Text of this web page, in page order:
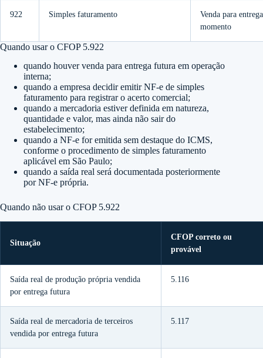
922 Simples faturamento
Venda para
momento
Quando usar o CFOP 5.922
quando houver venda para entrega futura em operação
interna;
quando a empresa decidir emitir NF-e de simples
faturamento para registrar o acerto comercial;
quando a mercadoria estiver definida em natureza,
quantidade e valor, mas ainda não sair do
estabelecimento;
quando a NF-e for emitida sem destaque do ICMS,
conforme o procedimento de simples faturamento
aplicável em São Paulo;
quando a saída real será documentada posteriormente
por NF-e própria.
Quando não usar o CFOP 5.922
Situação
CFOP correto ou
provável
Saída real de produção própria vendida
por entrega futura
5.116
Saída real de mercadoria de terceiros
vendida por entrega futura
5.117